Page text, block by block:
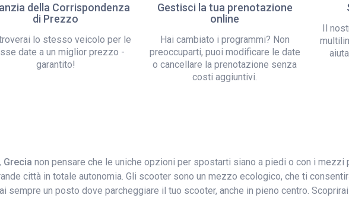
della Corrispondenza
di Prezzo
lo stesso veicolo per le
date a un miglior prezzo -
garantito!
Gestisci la tua prenotazione
online
Hai cambiato i programmi? Non
preoccuparti, puoi modificare le date
o cancellare la prenotazione senza
costi aggiuntivi.
Il
Grecia non pensare che le uniche opzioni per spostarti siano a piedi o con i mezzi
città in totale autonomia. Gli scooter sono un mezzo ecologico, che ti
sempre un posto dove parcheggiare il tuo scooter, anche in pieno centro.